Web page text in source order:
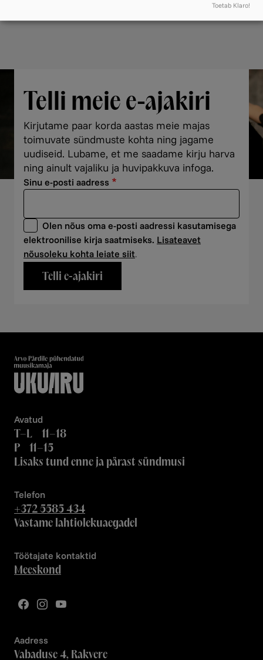
Telli meie e-ajakiri
Kirjutame paar korda aastas meie majas
toimuvate sündmuste kohta ning jagame
uudiseid. Lubame, et me saadame kirju harva
ning ainult vajaliku ja huvipakkuva infoga.
Sinu e-posti aadress
Olen nõus oma e-posti aadressi kasutamisega
elektroonilise kirja saatmiseks. Lisateavet
nõusoleku kohta leiate siit.
Telli e-ajakiri
Avatud
T–L 11–18
P 11–15
Lisaks tund enne ja pärast sündmusi
Telefon
+372 5585 434
Vastame lahtiolekuaegadel
Töötajate kontaktid
Meeskond
Aadress
Vabaduse 4, Rakvere
Toetab Klaro!